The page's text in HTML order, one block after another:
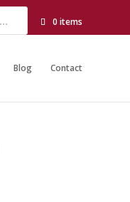
0 items
Blog Contact